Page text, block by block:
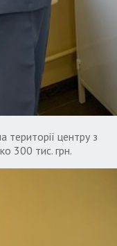
території центру з
300 тис. грн.